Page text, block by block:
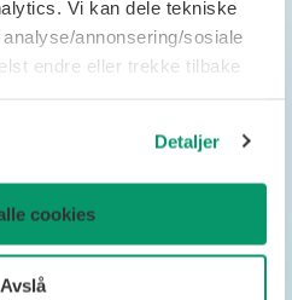
Vi kan dele tekniske
annonsering/sosiale
endre eller trekke tilbake
Detaljer
cookies
Avslå